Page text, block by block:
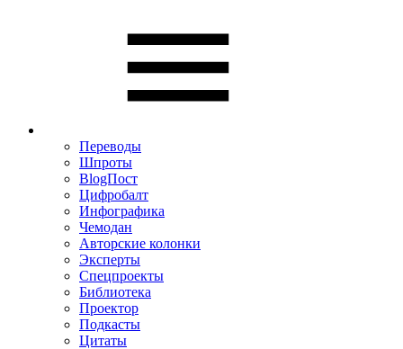
Переводы
Шпроты
BlogПост
Цифробалт
Инфографика
Чемодан
Авторские колонки
Эксперты
Спецпроекты
Библиотека
Проектор
Подкасты
Цитаты